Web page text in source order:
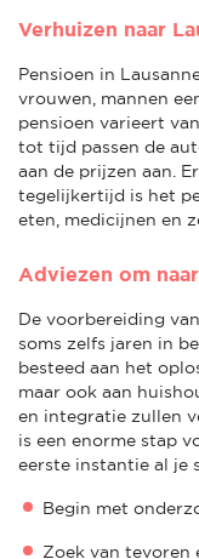
Verhuizen naar
Pensioen in
vrouwen, mannen
pensioen varieert
tot tijd passen de
aan de prijzen aan.
tegelijkertijd is het
eten, medicijnen en
Adviezen om
De voorbereiding
soms zelfs jaren in
besteed aan het
maar ook aan
en integratie zullen
is een enorme stap
eerste instantie al je
Begin met
Zoek van tevoren